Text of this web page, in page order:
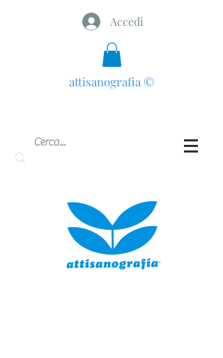
Accedi
attisanografia ©